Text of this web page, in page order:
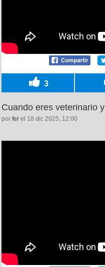
3
Cuando eres veterinario
por fer el 18 dic 2025, 12:00